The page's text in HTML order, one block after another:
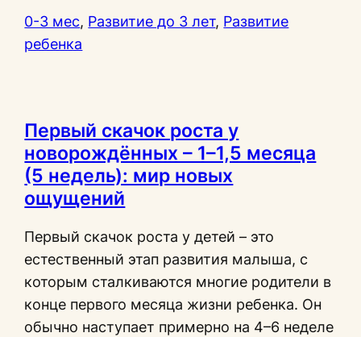
0-3 мес, Развитие до 3 лет, Развитие
ребенка
Первый скачок роста у
новорождённых – 1–1,5 месяца
(5 недель): мир новых
ощущений
Первый скачок роста у детей – это
естественный этап развития малыша, с
которым сталкиваются многие родители в
конце первого месяца жизни ребенка. Он
обычно наступает примерно на 4–6 неделе